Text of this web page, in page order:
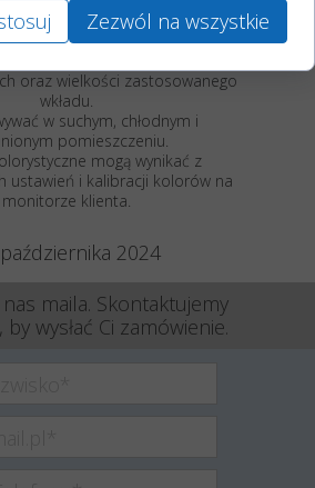
podany jest w przybliżeniu,
oraz wielkości zastosowanego
wkładu.
w suchym, chłodnym i
pomieszczeniu.
mogą wynikać z
ustawień i kalibracji kolorów na
monitorze klienta.
2024
maila. Skontaktujemy
wysłać Ci zamówienie.
Zezwól na wszystkie